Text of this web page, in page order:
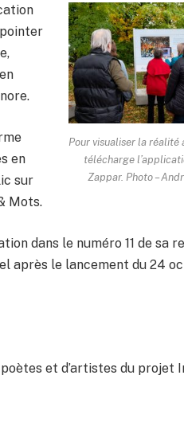
Pour visualiser la réalité
télécharge
Zappar. Photo –
en
sur
Mots.
dans le numéro 11 de sa
après le lancement du 24
et d’artistes du projet